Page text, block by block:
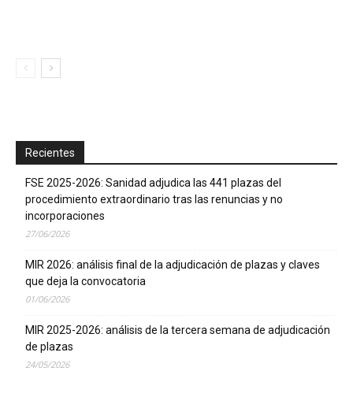
Recientes
FSE 2025-2026: Sanidad adjudica las 441 plazas del
procedimiento extraordinario tras las renuncias y no
incorporaciones
27/06/2026
MIR 2026: análisis final de la adjudicación de plazas y claves
que deja la convocatoria
01/06/2026
MIR 2025-2026: análisis de la tercera semana de adjudicación
de plazas
24/05/2026